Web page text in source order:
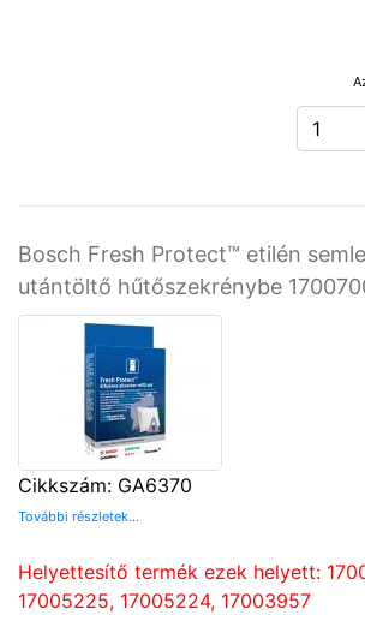
Bosch Fresh Protect™ etilén
utántöltő hűtőszekrénybe
Cikkszám: GA6370
További részletek...
Helyettesítő termék ezek helyett:
17005225, 17005224, 17003957